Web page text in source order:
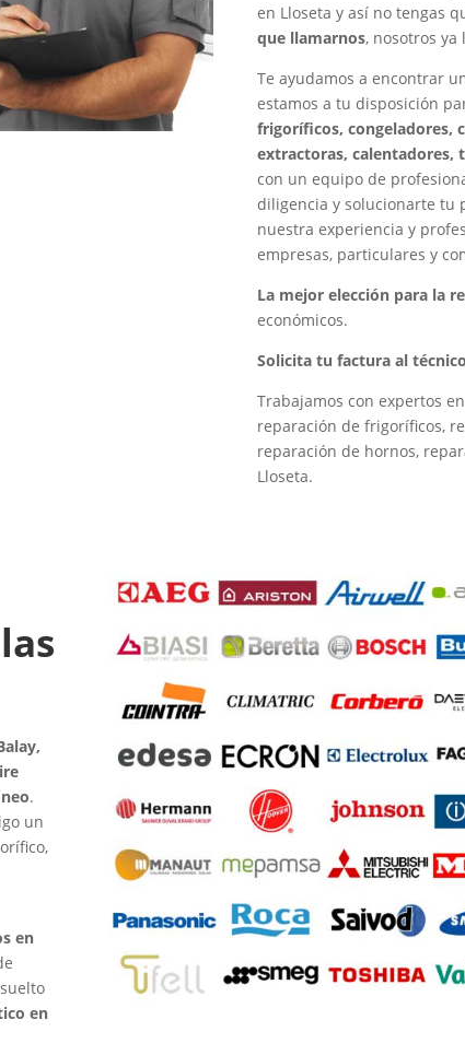
en Lloseta y así no tengas
que llamarnos, nosotros ya
Te ayudamos a encontrar
estamos a tu disposición
frigoríficos, congeladores,
extractoras, calentadores,
con un equipo de
diligencia y solucionarte tu
nuestra experiencia y
empresas, particulares y
La mejor elección para la
económicos.
Solicita tu factura al
Trabajamos con expertos
reparación de frigoríficos,
reparación de hornos,
Lloseta.
.
un
en
en